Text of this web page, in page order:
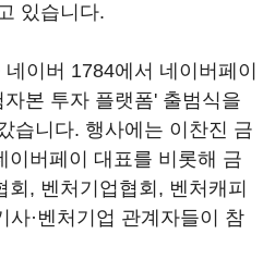
있습니다.
이버 1784에서 네이버페이
본 투자 플랫폼' 출범식을
습니다. 행사에는 이찬진 금
이버페이 대표를 비롯해 금
, 벤처기업협회, 벤처캐피
사·벤처기업 관계자들이 참